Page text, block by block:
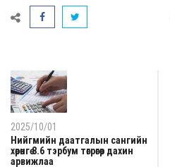
2025/10/01
Нийгмийн даатгалын сангийн
хөрөнгө 8.6 тэрбум төгрөгөөр дахин
арвижлаа